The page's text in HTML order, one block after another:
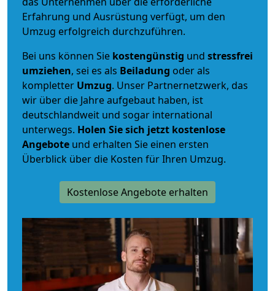
Erfahrung und Ausrüstung verfügt, um den
Umzug erfolgreich durchzuführen.
Bei uns können Sie kostengünstig und stressfrei
umziehen, sei es als Beiladung oder als
kompletter Umzug. Unser Partnernetzwerk, das
wir über die Jahre aufgebaut haben, ist
deutschlandweit und sogar international
unterwegs. Holen Sie sich jetzt kostenlose
Angebote und erhalten Sie einen ersten
Überblick über die Kosten für Ihren Umzug.
Kostenlose Angebote erhalten